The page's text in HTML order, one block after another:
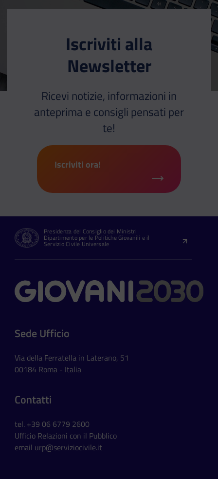
Iscriviti alla
Newsletter
Ricevi notizie, informazioni in
anteprima e consigli pensati per
te!
Iscriviti ora!
Presidenza del Consiglio dei Ministri
Dipartimento per le Politiche Giovanili e il
Servizio Civile Universale
Contatti
Sede Ufficio
Via della Ferratella in Laterano, 51
00184 Roma - Italia
Contatti
tel. +39 06 6779 2600
Ufficio Relazioni con il Pubblico
email urp@serviziocivile.it